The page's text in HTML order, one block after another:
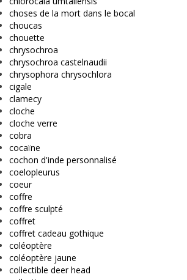
choses de la mort dans le bocal
choucas
chouette
chrysochroa
chrysochroa castelnaudii
chrysophora chrysochlora
cigale
clamecy
cloche
cloche verre
cobra
cocaïne
cochon d'inde personnalisé
coelopleurus
coeur
coffre
coffre sculpté
coffret
coffret cadeau gothique
coléoptère
coléoptère jaune
collectible deer head